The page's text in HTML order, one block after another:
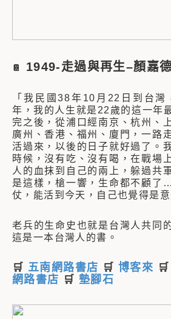
📔 1949-走過與再生–顏嘉
「我民國38年10月22日到台
年，我的人生就是22歲的這一年
完之後，從浦口經南京、杭州、
廣州、香港、福州、廈門，一路
活過來，以後的日子就好過了。
時候，沒有吃、沒有喝，在戰場
人的血抹到自己的兩上，躲過共
是這樣，槍一響，生命都不顧
仗，能活到今天，自己也覺得是意
老兵的生命史也就是台灣人共同
這是一本台灣人的書。
🛒 五南網路書店 🛒 博客來 🛒
網路書店 🛒 墊腳石